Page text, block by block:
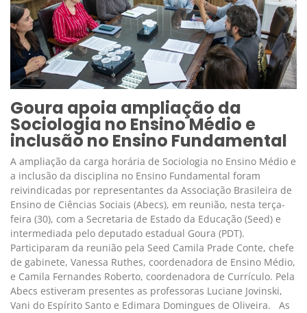
Goura apoia ampliação da
Sociologia no Ensino Médio e
inclusão no Ensino Fundamental
A ampliação da carga horária de Sociologia no Ensino Médio e
a inclusão da disciplina no Ensino Fundamental foram
reivindicadas por representantes da Associação Brasileira de
Ensino de Ciências Sociais (Abecs), em reunião, nesta terça-
feira (30), com a Secretaria de Estado da Educação (Seed) e
intermediada pelo deputado estadual Goura (PDT).
Participaram da reunião pela Seed Camila Prade Conte, chefe
de gabinete, Vanessa Ruthes, coordenadora de Ensino Médio,
e Camila Fernandes Roberto, coordenadora de Currículo. Pela
Abecs estiveram presentes as professoras Luciane Jovinski,
Vani do Espírito Santo e Edimara Domingues de Oliveira. As